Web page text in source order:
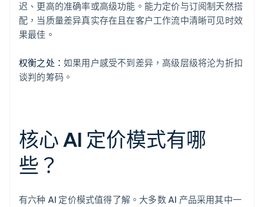
迟、更高的准确率或高级功能。能力定价与订阅制天然搭
配，当质量差异真实存在且在客户工作流中清晰可见时效
果最佳。
权衡之处： 如果用户感受不到差异，高级层级将沦为折扣
谈判的筹码。
核心 AI 定价模式有哪
些？
有六种 AI 定价模式值得了解。大多数 AI 产品采用其中一